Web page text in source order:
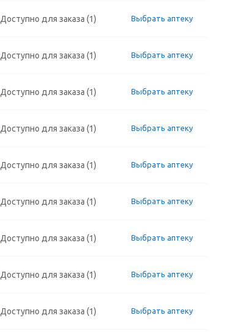
Доступно для заказа (1) Выбрать аптеку
Доступно для заказа (1) Выбрать аптеку
Доступно для заказа (1) Выбрать аптеку
Доступно для заказа (1) Выбрать аптеку
Доступно для заказа (1) Выбрать аптеку
Доступно для заказа (1) Выбрать аптеку
Доступно для заказа (1) Выбрать аптеку
Доступно для заказа (1) Выбрать аптеку
Доступно для заказа (1) Выбрать аптеку